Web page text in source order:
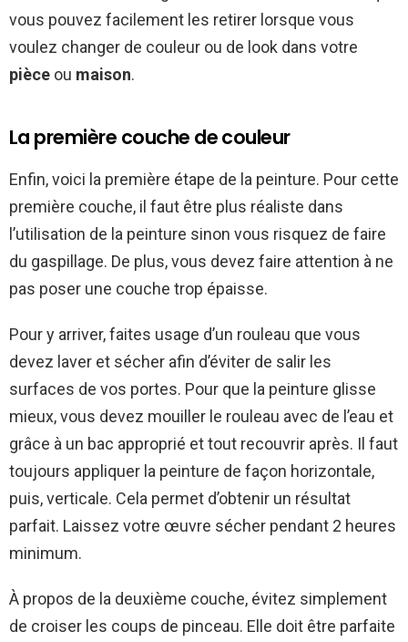
vous pouvez facilement les retirer lorsque vous
voulez changer de couleur ou de look dans votre
pièce ou maison.
La première couche de couleur
Enfin, voici la première étape de la peinture. Pour cette
première couche, il faut être plus réaliste dans
l’utilisation de la peinture sinon vous risquez de faire
du gaspillage. De plus, vous devez faire attention à ne
pas poser une couche trop épaisse.
Pour y arriver, faites usage d’un rouleau que vous
devez laver et sécher afin d’éviter de salir les
surfaces de vos portes. Pour que la peinture glisse
mieux, vous devez mouiller le rouleau avec de l’eau et
grâce à un bac approprié et tout recouvrir après. Il faut
toujours appliquer la peinture de façon horizontale,
puis, verticale. Cela permet d’obtenir un résultat
parfait. Laissez votre œuvre sécher pendant 2 heures
minimum.
À propos de la deuxième couche, évitez simplement
de croiser les coups de pinceau. Elle doit être parfaite